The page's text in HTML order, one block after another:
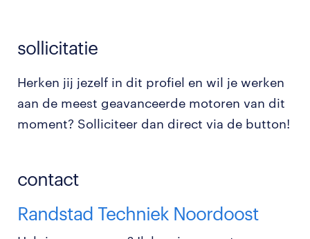
sollicitatie
Herken jij jezelf in dit profiel en wil je werken
aan de meest geavanceerde motoren van dit
moment? Solliciteer dan direct via de button!
contact
Randstad Techniek Noordoost